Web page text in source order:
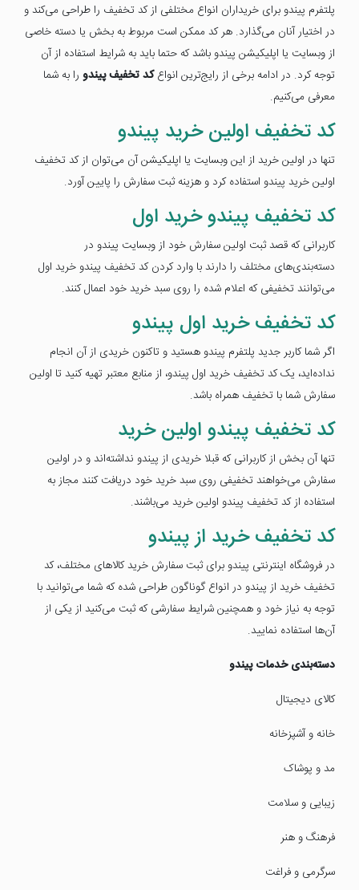
پلتفرم پیندو برای خریداران انواع مختلفی از کد تخفیف را طراحی می‌کند و
در اختیار آنان می‌گذارد. هر کد ممکن است مربوط به بخش یا دسته خاصی
از وبسایت یا اپلیکیشن پیندو باشد که حتما باید به شرایط استفاده از آن
توجه کرد. در ادامه برخی از رایج‌ترین انواعکد تخفیف پیندو را به شما
معرفی می‌کنیم.
کد تخفیف اولین خرید پیندو
تنها در اولین خرید از این وبسایت یا اپلیکیشن آن می‌توان از کد تخفیف
اولین خرید پیندو استفاده کرد و هزینه ثبت سفارش را پایین آورد.
کد تخفیف پیندو خرید اول
کاربرانی که قصد ثبت اولین سفارش خود از وبسایت پیندو در
دسته‌بندی‌های مختلف را دارند با وارد کردن کد تخفیف پیندو خرید اول
می‌توانند تخفیفی که اعلام شده را روی سبد خرید خود اعمال کنند.
کد تخفیف خرید اول پیندو
اگر شما کاربر جدید پلتفرم پیندو هستید و تاکنون خریدی از آن انجام
نداده‌اید، یک کد تخفیف خرید اول پیندو، از منابع معتبر تهیه کنید تا اولین
سفارش شما با تخفیف همراه باشد.
کد تخفیف پیندو اولین خرید
تنها آن بخش از کاربرانی که قبلا خریدی از پیندو نداشته‌اند و در اولین
سفارش می‌خواهند تخفیفی روی سبد خرید خود دریافت کنند مجاز به
استفاده از کد تخفیف پیندو اولین خرید می‌باشند.
کد تخفیف خرید از پیندو
در فروشگاه اینترنتی پیندو برای ثبت سفارش خرید کالاهای مختلف، کد
تخفیف خرید از پیندو در انواع گوناگون طراحی شده که شما می‌توانید با
توجه به نیاز خود و همچنین شرایط سفارشی که ثبت می‌کنید از یکی از
آن‌ها استفاده نمایید.
دسته‌بندی خدمات پیندو
کالای دیجیتال
خانه و آشپزخانه
مد و پوشاک
زیبایی و سلامت
فرهنگ و هنر
سرگرمی و فراغت